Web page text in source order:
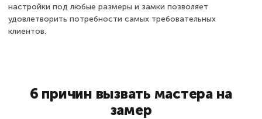
настройки под любые размеры и замки позволяет
удовлетворить потребности самых требовательных
клиентов.
6 причин вызвать мастера на
замер